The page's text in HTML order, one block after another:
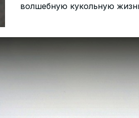
волшебную кукольную